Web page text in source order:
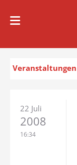
Veranstaltungen
22 Juli
2008
16:34